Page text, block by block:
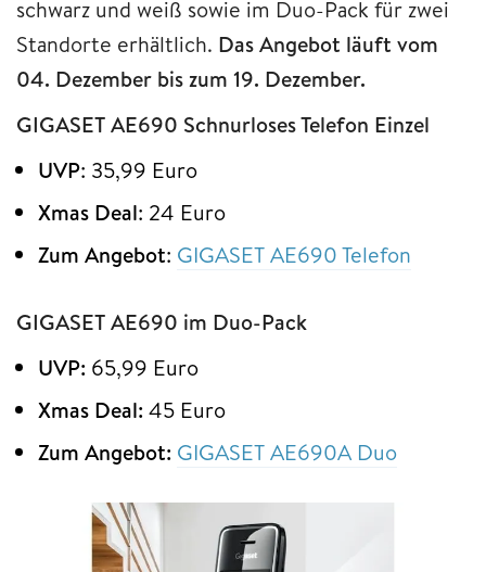
schwarz und weiß sowie im Duo-Pack für zwei
Standorte erhältlich. Das Angebot läuft vom
04. Dezember bis zum 19. Dezember.
GIGASET AE690 Schnurloses Telefon Einzel
UVP: 35,99 Euro
Xmas Deal: 24 Euro
Zum Angebot: GIGASET AE690 Telefon
GIGASET AE690 im Duo-Pack
UVP: 65,99 Euro
Xmas Deal: 45 Euro
Zum Angebot: GIGASET AE690A Duo